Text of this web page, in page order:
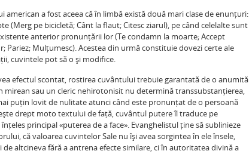
a fost aceea că în limbă există două mari clase de enunțuri:
(Merg pe bicicletă; Cânt la flaut; Citesc ziarul), pe când celelalte sunt
anterior pronunțării lor (Te condamn la moarte; Accept
Pariez; Mulțumesc). Acestea din urmă constituie dovezi certe ale
cuvintele pot să o și modifice.
efectul scontat, rostirea cuvântului trebuie garantată de o anumită
mirean sau un cleric nehirotonisit nu determină transsubstanțierea,
puțin lovit de nulitate atunci când este pronunțat de o persoană
drept moto textului de față, cuvântul putere îl traduce pe
principal «puterea de a face». Evanghelistul ține să sublinieze
că valoarea cuvintelor Sale nu își avea sorgintea în ele însele,
altcineva fără a antrena efecte similare, ci în autoritatea divină a